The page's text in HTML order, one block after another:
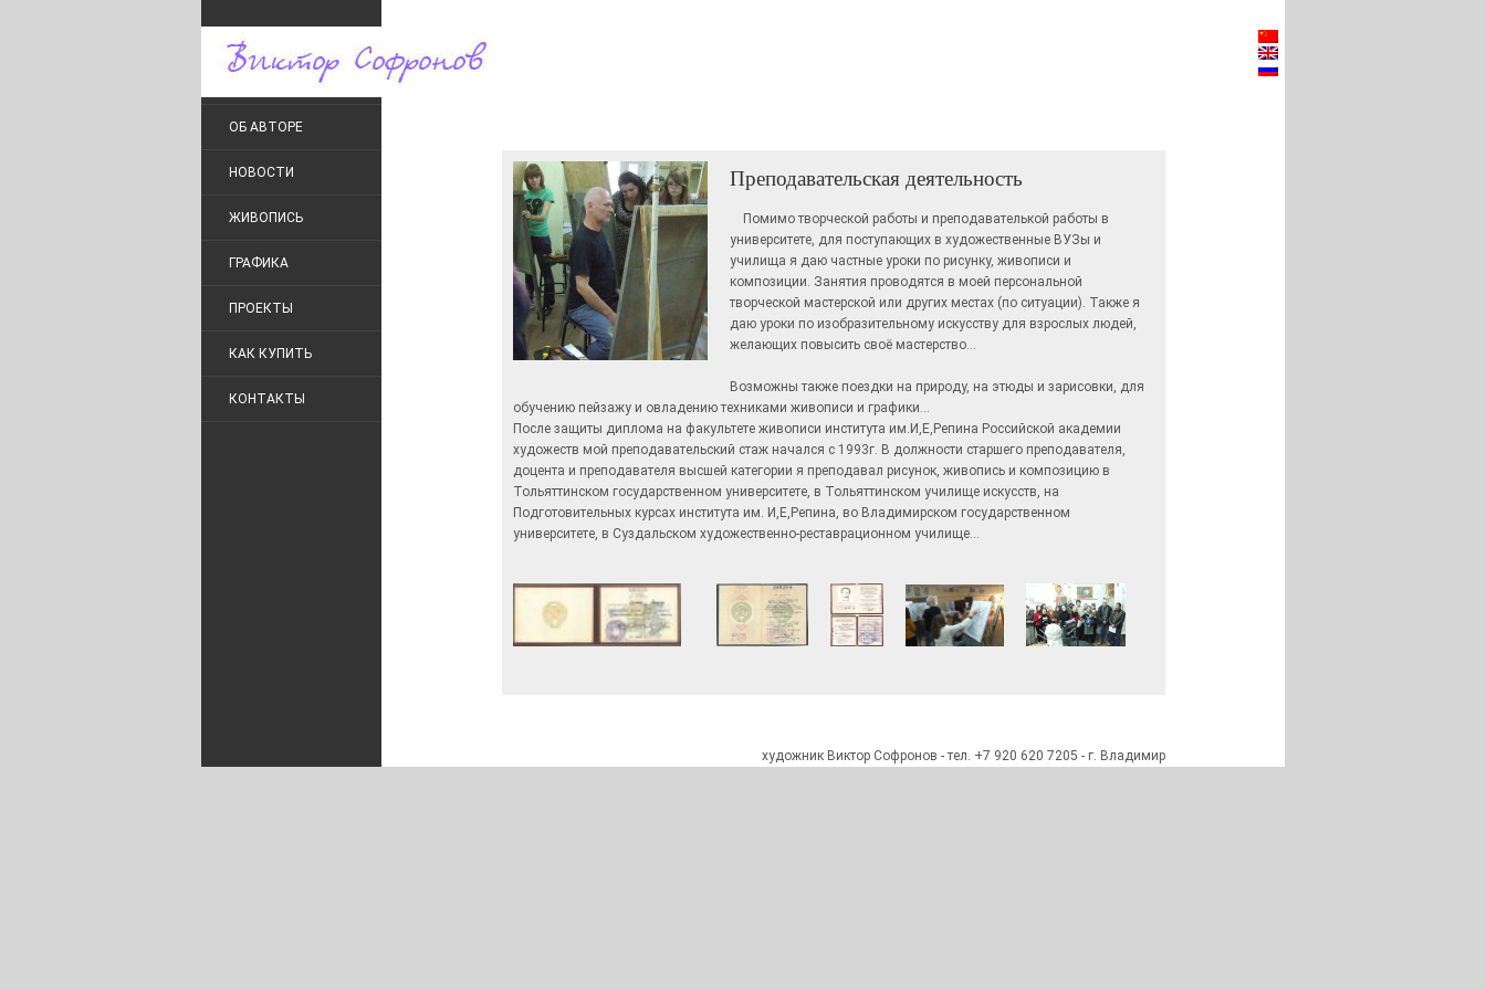
ОБ АВТОРЕ
НОВОСТИ
ЖИВОПИСЬ
ГРАФИКА
ПРОЕКТЫ
КАК КУПИТЬ
КОНТАКТЫ
Преподавательская деятельность
Помимо творческой работы и преподавателькой работы в
университете, для поступающих в художественные ВУЗы и
училища я даю частные уроки по рисунку, живописи и
композиции. Занятия проводятся в моей персональной
творческой мастерской или других местах (по ситуации). Также я
даю уроки по изобразительному искусству для взрослых людей,
желающих повысить своё мастерство…
Возможны также поездки на природу, на этюды и зарисовки, для
обучению пейзажу и овладению техниками живописи и графики…
После защиты диплома на факультете живописи института им.И,Е,Репина Российской академии
художеств мой преподавательский стаж начался с 1993г. В должности старшего преподавателя,
доцента и преподавателя высшей категории я преподавал рисунок, живопись и композицию в
Тольяттинском государственном университете, в Тольяттинском училище искусств, на
Подготовительных курсах института им. И,Е,Репина, во Владимирском государственном
университете, в Суздальском художественно-реставрационном училище…
xудожник Виктор Софронов - тел. +7 920 620 7205 - г. Владимир